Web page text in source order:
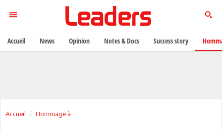
Accueil Hommage à ...
Accueil News Opinion Notes & Docs Success story